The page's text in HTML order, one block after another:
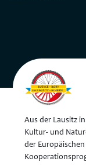
Aus der Lausitz
Kultur- und
der